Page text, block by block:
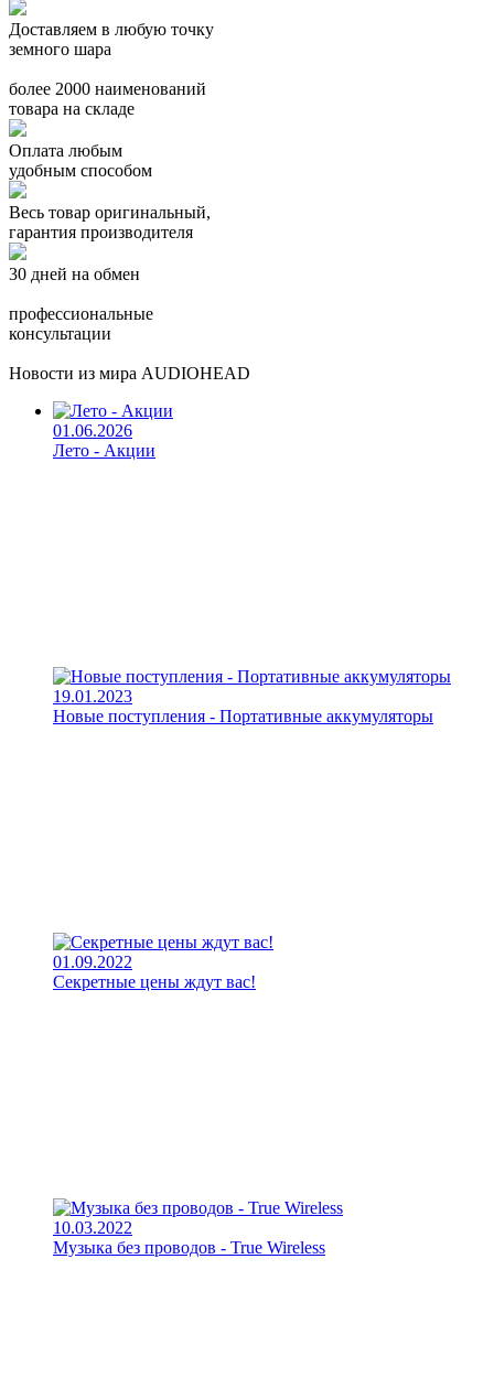
Доставляем в любую точку
земного шара
более 2000 наименований
товара на складе
Оплата любым
удобным способом
Весь товар оригинальный,
гарантия производителя
30 дней на обмен
профессиональные
консультации
Новости из мира AUDIOHEAD
01.06.2026
Лето - Акции
19.01.2023
Новые поступления - Портативные аккумуляторы
01.09.2022
Секретные цены ждут вас!
10.03.2022
Музыка без проводов - True Wireless